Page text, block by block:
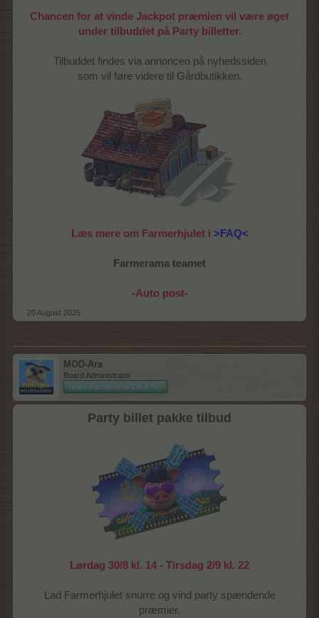
Chancen for at vinde Jackpot præmien vil være øget
under tilbuddet på Party billetter.
Tilbuddet findes via annoncen på nyhedssiden
som vil føre videre til Gårdbutikken.
Læs mere om Farmerhjulet i >FAQ<
Farmerama teamet
-Auto post-
20 August 2025
MOD-Ara
Board Administrator
Team Farmerama DA & NO
Party billet pakke tilbud
Lørdag 30/8 kl. 14 - Tirsdag 2/9 kl. 22
Lad Farmerhjulet snurre og vind party spændende
præmier.